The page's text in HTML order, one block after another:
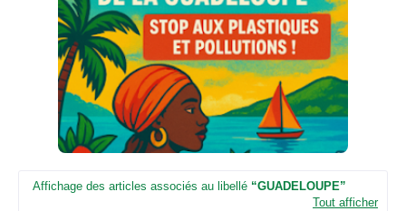
n
e
u
n
e
d
e
t
é
v
Affichage des articles associés au libellé
GUADELOUPE
Tout afficher